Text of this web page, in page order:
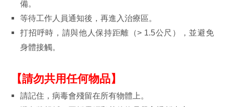
備。
等待工作人員通知後，再進入治療區。
打招呼時，請與他人保持距離（> 1.5公尺），並避免
身體接觸。
【請勿共用任何物品】
請記住，病毒會殘留在所有物體上。